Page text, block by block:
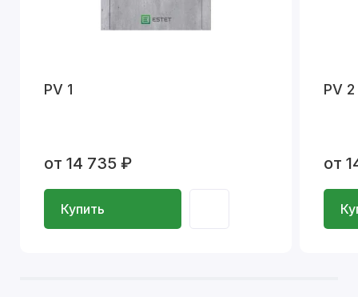
PV 1
от 14 735 ₽
Купить
PV 2
от